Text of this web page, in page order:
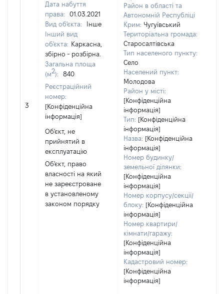
3
Дата набуття
права:
01.03.2021
Вид об'єкта:
Інше
Інший вид
об'єкта: Каркасна,
збірно - розбірна.
Загальна площа
(м2):
840
Реєстраційний
номер:
[Конфіденційна
інформація]
Об'єкт, не
прийнятий в
експлуатацію
Об'єкт, право
власності на який
не зареєстроване
в установленому
законом порядку
Район в області та
Автономній Республіці
Крим: Чугуївський
Територіальна громада:
Старосалтівська
Тип населеного пункту:
Село
Населений пункт:
Молодова
Район у місті:
[Конфіденційна
інформація]
Тип: [Конфіденційна
інформація]
Назва: [Конфіденційна
інформація]
Номер будинку/
земельної ділянки:
[Конфіденційна
інформація]
Номер корпусу/секції/
блоку: [Конфіденційна
інформація]
Номер квартири/
кімнати/гаражу:
[Конфіденційна
інформація]
Кадастровий номер:
[Конфіденційна
інформація]